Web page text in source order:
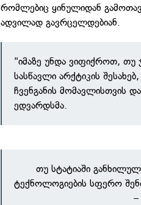
რომლებიც ყინულიდან
ადვილად გავრცელდებიან.
"იმაზე უნდა ვიფიქროთ, თუ
სასწავლი არქტიკის
ჩვენგანის მომავლისთვის
ედვარდსმა.
თუ სტატიაში
ტექნოლოგიების სფერო